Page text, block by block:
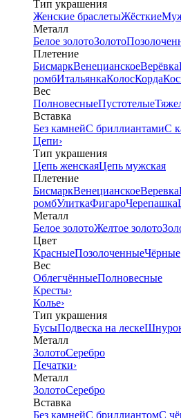
Тип украшения
Женские браслетыЖёсткие
Металл
Белое золотоЗолото
Плетение
БисмаркВенецианскоеВерёвка
ромбИтальянкаКолосКорда
Вес
ПолновесныеПустотелые
Вставка
Без камнейС бриллиантамиС
Цепи›
Тип украшения
Цепь женскаяЦепь мужская
Плетение
БисмаркВенецианскоеВеревка
ромбУлиткаФигароЧерепашка
Металл
Белое золотоЖелтое золото
Цвет
КрасныеПозолоченныеЧёрные
Вес
ОблегчённыеПолновесные
Кресты›
Колье›
Тип украшения
БусыПодвеска на леске
Металл
ЗолотоСеребро
Печатки›
Металл
ЗолотоСеребро
Вставка
Без камнейС бриллиантомС